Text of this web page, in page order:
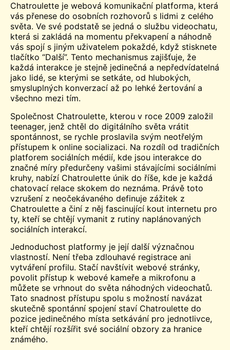
Chatroulette je webová komunikační platforma, která
vás přenese do osobních rozhovorů s lidmi z celého
světa. Ve své podstatě se jedná o službu videochatu,
která si zakládá na momentu překvapení a náhodně
vás spojí s jiným uživatelem pokaždé, když stisknete
tlačítko “Další”. Tento mechanismus zajišťuje, že
každá interakce je stejně jedinečná a nepředvídatelná
jako lidé, se kterými se setkáte, od hlubokých,
smysluplných konverzací až po lehké žertování a
všechno mezi tím.
Společnost Chatroulette, kterou v roce 2009 založil
teenager, jenž chtěl do digitálního světa vrátit
spontánnost, se rychle proslavila svým neotřelým
přístupem k online socializaci. Na rozdíl od tradičních
platforem sociálních médií, kde jsou interakce do
značné míry předurčeny vašimi stávajícími sociálními
kruhy, nabízí Chatroulette únik do říše, kde je každá
chatovací relace skokem do neznáma. Právě toto
vzrušení z neočekávaného definuje zážitek z
Chatroulette a činí z něj fascinující kout internetu pro
ty, kteří se chtějí vymanit z rutiny naplánovaných
sociálních interakcí.
Jednoduchost platformy je její další význačnou
vlastností. Není třeba zdlouhavé registrace ani
vytváření profilu. Stačí navštívit webové stránky,
povolit přístup k webové kameře a mikrofonu a
můžete se vrhnout do světa náhodných videochatů.
Tato snadnost přístupu spolu s možností navázat
skutečně spontánní spojení staví Chatroulette do
pozice jedinečného místa setkávání pro jednotlivce,
kteří chtějí rozšířit své sociální obzory za hranice
známého.